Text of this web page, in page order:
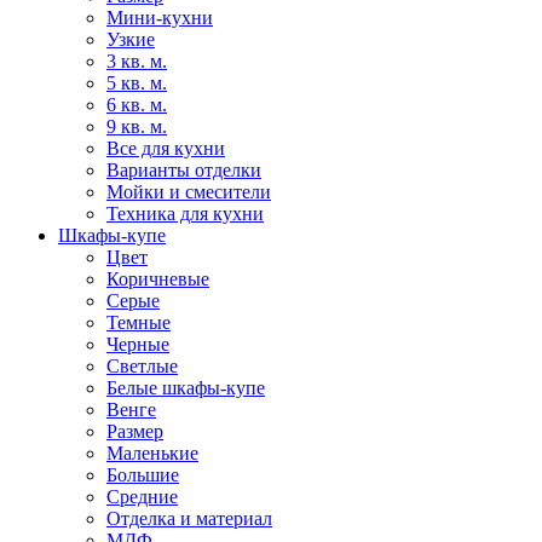
Мини-кухни
Узкие
3 кв. м.
5 кв. м.
6 кв. м.
9 кв. м.
Все для кухни
Варианты отделки
Мойки и смесители
Техника для кухни
Шкафы-купе
Цвет
Коричневые
Серые
Темные
Черные
Светлые
Белые шкафы-купе
Венге
Размер
Маленькие
Большие
Средние
Отделка и материал